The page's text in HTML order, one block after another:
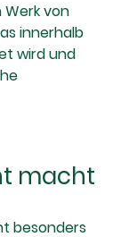
von
innerhalb
wird und
macht
besonders